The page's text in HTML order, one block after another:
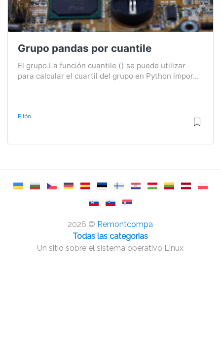
Grupo pandas por cuantile
El grupo.La función cuantile () se puede utilizar
para calcular el cuartil del grupo en Python impor...
Pitón
2026 © Remontcompa
Todas las categorias
Un sitio sobre el sistema operativo Linux